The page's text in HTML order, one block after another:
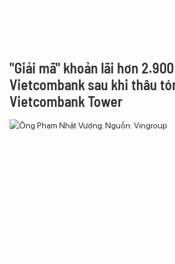
"Giải mã" khoản lãi hơn
Vietcombank sau khi thâu
Vietcombank Tower